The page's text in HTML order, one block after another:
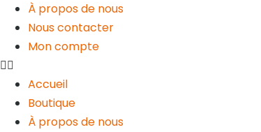
À propos de nous
Nous contacter
Mon compte
Accueil
Boutique
À propos de nous